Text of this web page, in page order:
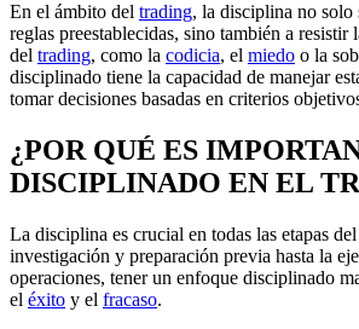
En el ámbito del trading, la disciplina no solo
reglas preestablecidas, sino también a resistir
del trading, como la codicia, el miedo o la
disciplinado tiene la capacidad de manejar
tomar decisiones basadas en criterios
¿POR QUÉ ES
DISCIPLINADO EN EL
La disciplina es crucial en todas las etapas del
investigación y preparación previa hasta la
operaciones, tener un enfoque disciplinado
el éxito y el fracaso.